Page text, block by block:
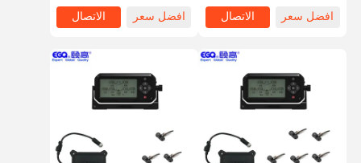
افضل سعر
الاتصال
افضل سعر
الاتصال